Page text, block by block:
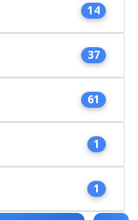
14
37
61
1
1